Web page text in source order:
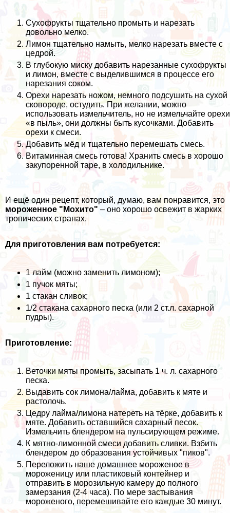
Сухофрукты тщательно промыть и нарезать
довольно мелко.
Лимон тщательно намыть, мелко нарезать вместе с
цедрой.
В глубокую миску добавить нарезанные сухофрукты
и лимон, вместе с выделившимся в процессе его
нарезания соком.
Орехи нарезать ножом, немного подсушить на сухой
сковороде, остудить. При желании, можно
использовать измельчитель, но не измельчайте орехи
«в пыль», они должны быть кусочками. Добавить
орехи к смеси.
Добавить мёд и тщательно перемешать смесь.
Витаминная смесь готова! Хранить смесь в хорошо
закупоренной таре, в холодильнике.
И ещё один рецепт, который, думаю, вам понравится, это
мороженное "Мохито" – оно хорошо освежит в жарких
тропических странах.
Для приготовления вам потребуется:
1 лайм (можно заменить лимоном);
1 пучок мяты;
1 стакан сливок;
1/2 стакана сахарного песка (или 2 ст.л. сахарной
пудры).
Приготовление:
Веточки мяты промыть, засыпать 1 ч. л. сахарного
песка.
Выдавить сок лимона/лайма, добавить к мяте и
растолочь.
Цедру лайма/лимона натереть на тёрке, добавить к
мяте. Добавить оставшийся сахарный песок.
Измельчить блендером на пульсирующем режиме.
К мятно-лимонной смеси добавить сливки. Взбить
блендером до образования устойчивых "пиков".
Переложить наше домашнее мороженое в
мороженицу или пластиковый контейнер и
отправить в морозильную камеру до полного
замерзания (2-4 часа). По мере застывания
мороженого, перемешивайте его каждые 30 минут.